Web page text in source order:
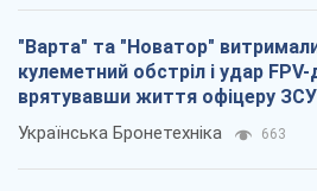
"Варта" та "Новатор"
кулеметний обстріл і удар
врятувавши життя офіцеру ЗСУ
Українська Бронетехніка 663